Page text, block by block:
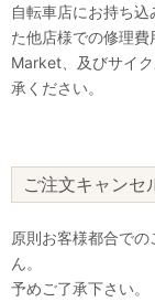
自転車店にお持ち
た他店様での修理
Market、及びサイ
承ください。
ご注文キャンセ
原則お客様都合で
ん。
予めご了承下さい。